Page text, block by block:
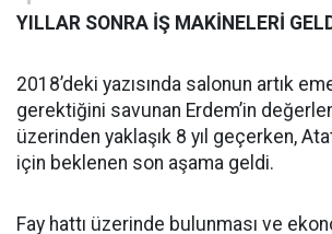
YILLAR SONRA İŞ MAKİNELERİ
2018’deki yazısında salonun artık
gerektiğini savunan Erdem’in
üzerinden yaklaşık 8 yıl geçerken,
için beklenen son aşama geldi.
Fay hattı üzerinde bulunması ve